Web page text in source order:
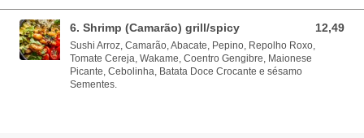
6. Shrimp (Camarão) grill/spicy 12,49
12,49 EUR
Sushi Arroz, Camarão, Abacate, Pepino, Repolho Roxo,
Tomate Cereja, Wakame, Coentro Gengibre, Maionese
Picante, Cebolinha, Batata Doce Crocante e sésamo
Sementes.